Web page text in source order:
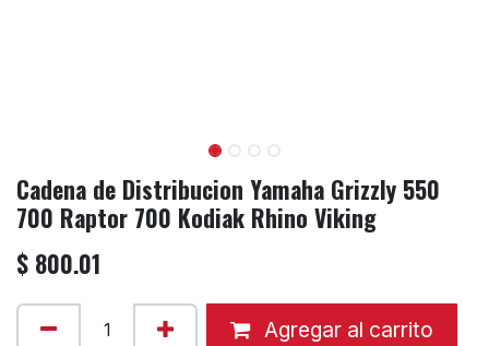
Cadena de Distribucion Yamaha Grizzly 550
700 Raptor 700 Kodiak Rhino Viking
$ 800.01
Agregar al carrito